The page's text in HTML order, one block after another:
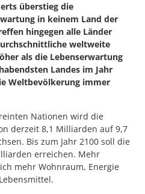
überstieg die
in keinem Land der
hingegen alle Länder
weltweite
als die Lebenserwartung
Landes im Jahr
Weltbevölkerung immer
Nationen wird die
derzeit 8,1 Milliarden auf 9,7
Bis zum Jahr 2100 soll die
erreichen. Mehr
mehr Wohnraum, Energie